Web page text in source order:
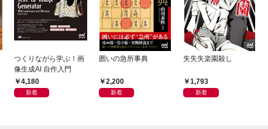
つくりながら学ぶ！画
像生成AI 自作入門
4,180
新着
囲いの急所事典
2,200
新着
失失失楽園殺し
1,793
新着